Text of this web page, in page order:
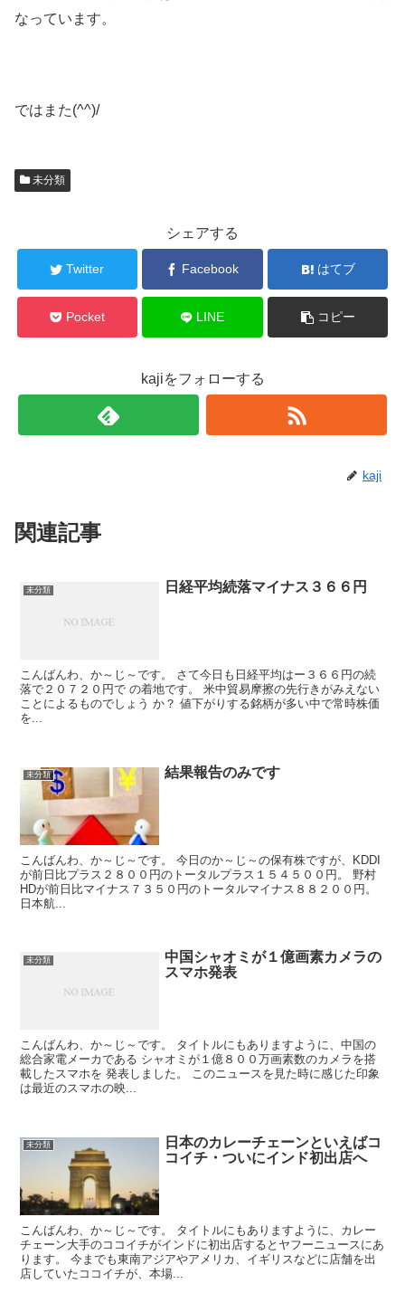
なっています。
ではまた(^^)/
未分類
シェアする
Twitter Facebook はてブ
Pocket LINE コピー
kajiをフォローする
kaji
関連記事
未分類 日経平均続落マイナス３６６円
こんばんわ、か～じ～です。 さて今日も日経平均はー３６６円の続
落で２０７２０円で の着地です。 米中貿易摩擦の先行きがみえない
ことによるものでしょう か？ 値下がりする銘柄が多い中で常時株価
を...
未分類 結果報告のみです
こんばんわ、か～じ～です。 今日のか～じ～の保有株ですが、KDDI
が前日比プラス２８００円のトータルプラス１５４５００円。 野村
HDが前日比マイナス７３５０円のトータルマイナス８８２００円。
日本航...
未分類
中国シャオミが１億画素カメラの
スマホ発表
こんばんわ、か～じ～です。 タイトルにもありますように、中国の
総合家電メーカである シャオミが１億８００万画素数のカメラを搭
載したスマホを 発表しました。 このニュースを見た時に感じた印象
は最近のスマホの映...
未分類
日本のカレーチェーンといえばコ
コイチ・ついにインド初出店へ
こんばんわ、か～じ～です。 タイトルにもありますように、カレー
チェーン大手のココイチがインドに初出店するとヤフーニュースにあ
ります。 今までも東南アジアやアメリカ、イギリスなどに店舗を出
店していたココイチが、本場...